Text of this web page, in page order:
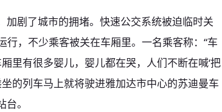
剧了城市的拥堵。快速公交系统被迫临时关
行，不少乘客被关在车厢里。一名乘客称：“车
里有很多婴儿，婴儿都在哭，人们不断在喊‘把
的列车马上就将驶进雅加达市中心的苏迪曼车
。